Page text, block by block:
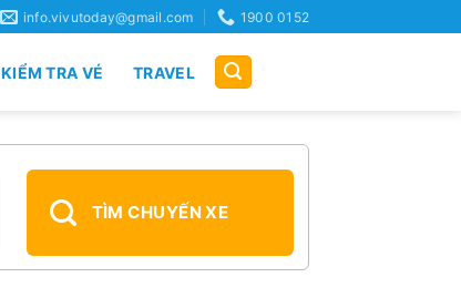
info.vivutoday@gmail.com 1900 0152
KIỂM TRA VÉ TRAVEL
TÌM CHUYẾN XE